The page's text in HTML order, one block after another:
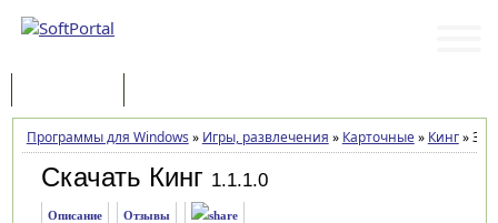
Программы для Windows » Игры, развлечения » Карточные» Кинг»
Скачать Кинг 1.1.1.0
Описание Отзывы